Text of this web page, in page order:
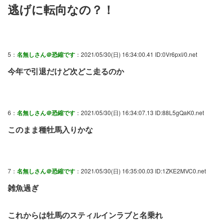
逃げに転向なの？！
5： 名無しさん＠恐縮です ：2021/05/30(日) 16:34:00.41 ID:0Vr6pxI/0.net
今年で引退だけど次どこ走るのか
6： 名無しさん＠恐縮です ：2021/05/30(日) 16:34:07.13 ID:88L5gQaK0.net
このまま種牡馬入りかな
7： 名無しさん＠恐縮です ：2021/05/30(日) 16:35:00.03 ID:1ZKE2MVC0.net
雑魚過ぎ
これからは牡馬のスティルインラブと名乗れ